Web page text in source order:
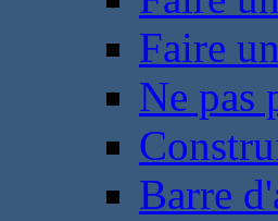
Faire
Ne pas
Barre